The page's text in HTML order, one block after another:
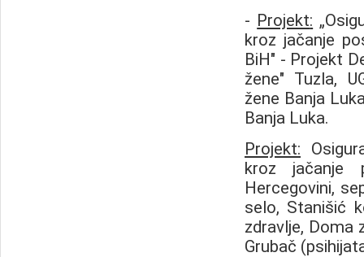
- Projekt:
kroz jačanje
BiH" - Projekt
žene" Tuzla,
žene Banja
Banja Luka.
Projekt:
kroz jačanje
Hercegovini,
selo, Stanišić
zdravlje, Doma
Grubač